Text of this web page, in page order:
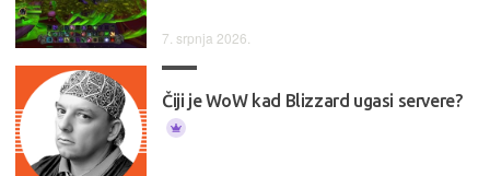
7. srpnja 2026.
Čiji je WoW kad Blizzard ugasi servere?